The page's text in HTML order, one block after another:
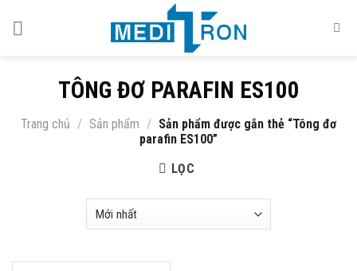
TÔNG ĐƠ PARAFIN ES100
Trang chủ / Sản phẩm / Sản phẩm được gắn thẻ “Tông đơ
parafin ES100”
LỌC